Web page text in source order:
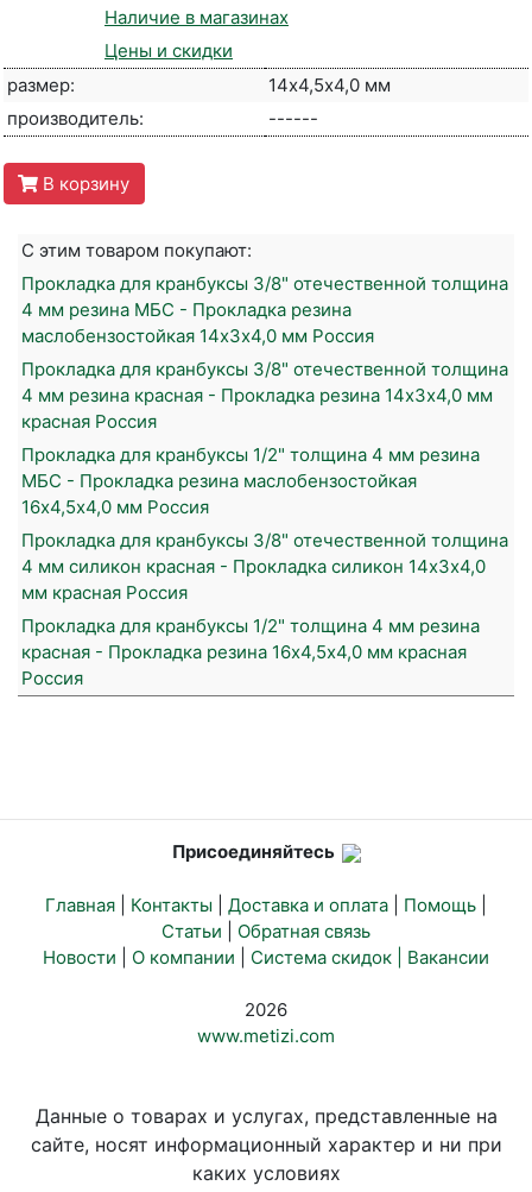
Наличие в магазинах
Цены и скидки
размер:
14х4,5х4,0 мм
производитель:
------
В корзину
С этим товаром покупают:
Прокладка для кранбуксы 3/8" отечественной толщина
4 мм резина МБС - Прокладка резина
маслобензостойкая 14х3х4,0 мм Россия
Прокладка для кранбуксы 3/8" отечественной толщина
4 мм резина красная - Прокладка резина 14х3х4,0 мм
красная Россия
Прокладка для кранбуксы 1/2" толщина 4 мм резина
МБС - Прокладка резина маслобензостойкая
16х4,5х4,0 мм Россия
Прокладка для кранбуксы 3/8" отечественной толщина
4 мм силикон красная - Прокладка силикон 14х3х4,0
мм красная Россия
Прокладка для кранбуксы 1/2" толщина 4 мм резина
красная - Прокладка резина 16х4,5х4,0 мм красная
Россия
Присоединяйтесь
Главная Контакты Доставка и оплата Помощь
Статьи
Обратная связь
Новости
О компании Система скидок | Вакансии
2026
www.metizi.com
Данные о товарах и услугах, представленные на
сайте, носят информационный характер и ни при
каких условиях